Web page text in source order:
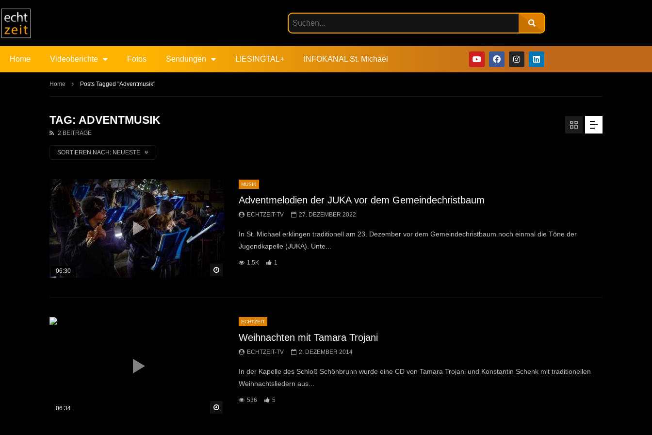
Home Videoberichte Fotos Sendungen LIESINGTAL+ INFOKANAL St. Michael
Home Posts Tagged "Adventmusik"
TAG: ADVENTMUSIK
2 BEITRÄGE
SORTIEREN NACH: NEUESTE
06:30
MUSIK
Adventmelodien der JUKA vor dem Gemeindechristbaum
ECHTZEIT-TV 27. DEZEMBER 2022
In St. Michael erklingen traditionell am 23. Dezember vor dem Gemeindechristbaum noch einmal die Töne der
Jugendkapelle (JUKA). Unte...
1.5K 1
06:34
ECHTZEIT
Weihnachten mit Tamara Trojani
ECHTZEIT-TV 2. DEZEMBER 2014
In der Kapelle des Schloß Schönbrunn wurde eine CD von Tamara Trojani und Konstantin Schenk mit traditionellen
Weihnachtsliedern aus...
536 5